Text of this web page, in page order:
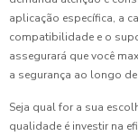
aplicação específica, a
compatibilidade e o
assegurará que você
a segurança ao longo
Seja qual for a sua
qualidade é investir na